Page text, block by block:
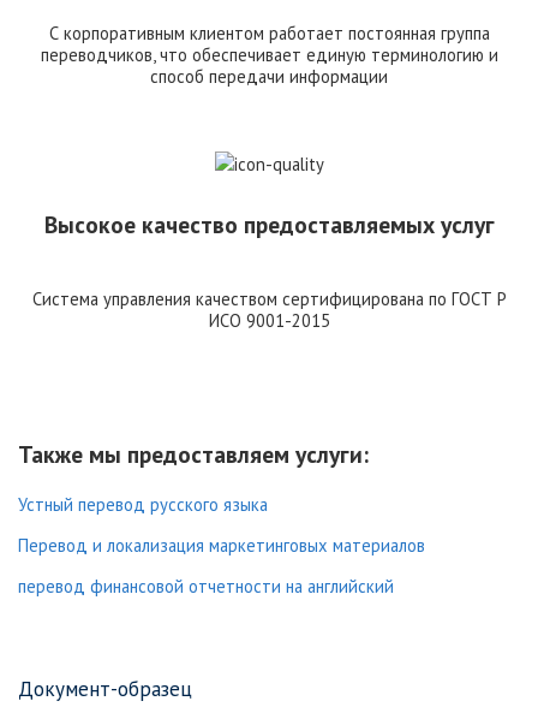
С корпоративным клиентом работает постоянная группа
переводчиков, что обеспечивает единую терминологию и
способ передачи информации
Высокое качество предоставляемых услуг
Система управления качеством сертифицирована по ГОСТ Р
ИСО 9001-2015
Также мы предоставляем услуги:
Устный перевод русского языка
Перевод и локализация маркетинговых материалов
перевод финансовой отчетности на английский
Документ-образец